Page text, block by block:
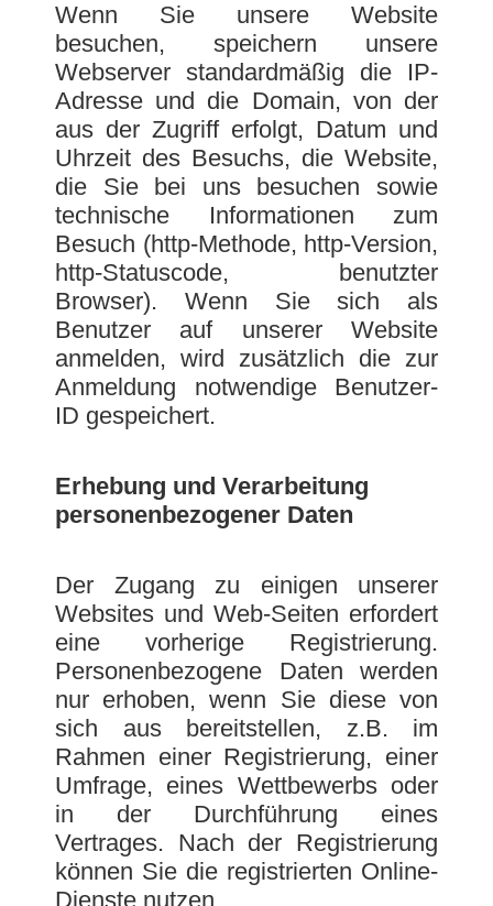
Wenn Sie unsere Website
besuchen, speichern unsere
Webserver standardmäßig die IP-
Adresse und die Domain, von der
aus der Zugriff erfolgt, Datum und
Uhrzeit des Besuchs, die Website,
die Sie bei uns besuchen sowie
technische Informationen zum
Besuch (http-Methode, http-Version,
http-Statuscode, benutzter
Browser). Wenn Sie sich als
Benutzer auf unserer Website
anmelden, wird zusätzlich die zur
Anmeldung notwendige Benutzer-
ID gespeichert.
Erhebung und Verarbeitung
personenbezogener Daten
Der Zugang zu einigen unserer
Websites und Web-Seiten erfordert
eine vorherige Registrierung.
Personenbezogene Daten werden
nur erhoben, wenn Sie diese von
sich aus bereitstellen, z.B. im
Rahmen einer Registrierung, einer
Umfrage, eines Wettbewerbs oder
in der Durchführung eines
Vertrages. Nach der Registrierung
können Sie die registrierten Online-
Dienste nutzen.